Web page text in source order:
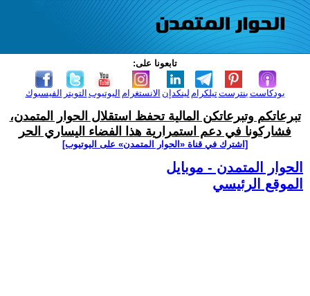
تابعونا على:
الفيسبوك التويتر اليوتيوب الانستغرام لينكدإن تيلكرامبنترست بودكاست
تبرعاتكم وتبرعاتكن المالية تحفظ استقلال الحوار المتمدن،
فشاركونا في دعم استمرارية هذا الفضاء اليساري الحر
[اشترك في قناة ‫«الحوار المتمدن» على اليوتيوب]
الحوار المتمدن - موبايل
الموقع الرئيسي